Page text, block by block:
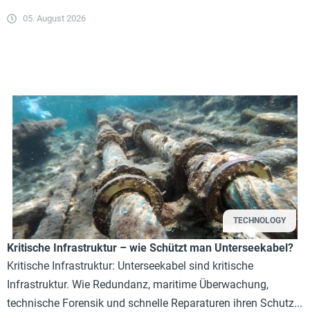
05. August 2026
TECHNOLOGY
Kritische Infrastruktur – wie Schützt man Unterseekabel?
Kritische Infrastruktur: Unterseekabel sind kritische
Infrastruktur. Wie Redundanz, maritime Überwachung,
technische Forensik und schnelle Reparaturen ihren Schutz...